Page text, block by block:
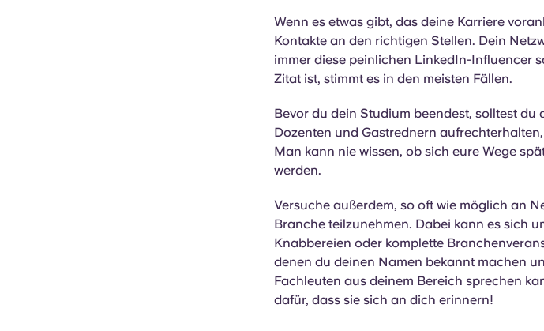
Wenn es etwas gibt, das deine Karriere
Kontakte an den richtigen Stellen. Dein
immer diese peinlichen LinkedIn-Influencer
Zitat ist, stimmt es in den meisten Fällen.
Bevor du dein Studium beendest, solltest du
Dozenten und Gastrednern
Man kann nie wissen, ob sich eure Wege
werden.
Versuche außerdem, so oft wie möglich an
Branche teilzunehmen. Dabei kann es sich
Knabbereien oder komplette
denen du deinen Namen bekannt machen
Fachleuten aus deinem Bereich sprechen
dafür, dass sie sich an dich erinnern!